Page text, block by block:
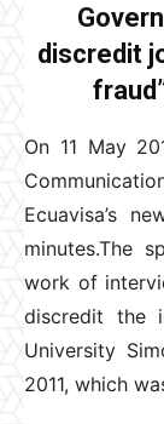
discredit
On 11 May
Ecuavisa’s
minutes.The
work of
discredit the
University
2011, which